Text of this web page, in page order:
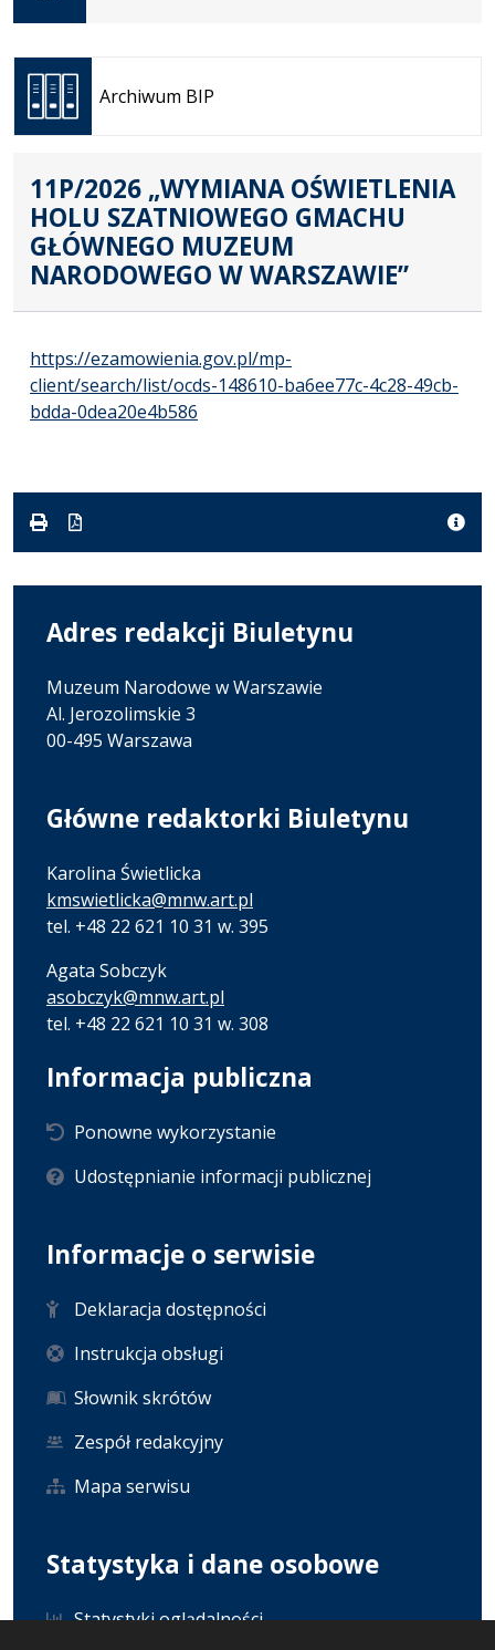
Archiwum BIP
Otwiera
się w
nowej
karcie
11P/2026 „WYMIANA OŚWIETLENIA
HOLU SZATNIOWEGO GMACHU
GŁÓWNEGO MUZEUM
NARODOWEGO W WARSZAWIE”
https://ezamowienia.gov.pl/mp-
client/search/list/ocds-148610-ba6ee77c-4c28-49cb-
bdda-0dea20e4b586
Adres redakcji Biuletynu
Muzeum Narodowe w Warszawie
Al. Jerozolimskie 3
00-495 Warszawa
Główne redaktorki Biuletynu
Karolina Świetlicka
kmswietlicka@mnw.art.pl
tel. +48 22 621 10 31 w. 395
Agata Sobczyk
asobczyk@mnw.art.pl
tel. +48 22 621 10 31 w. 308
Informacja publiczna
Ponowne wykorzystanie
Udostępnianie informacji publicznej
Informacje o serwisie
Deklaracja dostępności
Instrukcja obsługi
Słownik skrótów
Zespół redakcyjny
Mapa serwisu
Statystyka i dane osobowe
Statystyki oglądalności